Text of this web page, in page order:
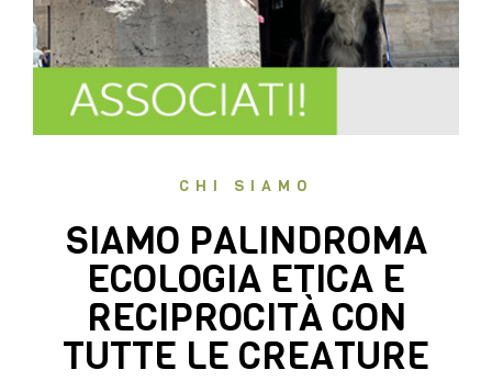
CHI SIAMO
SIAMO PALINDROMA
ECOLOGIA ETICA E
RECIPROCITÀ CON
TUTTE LE CREATURE